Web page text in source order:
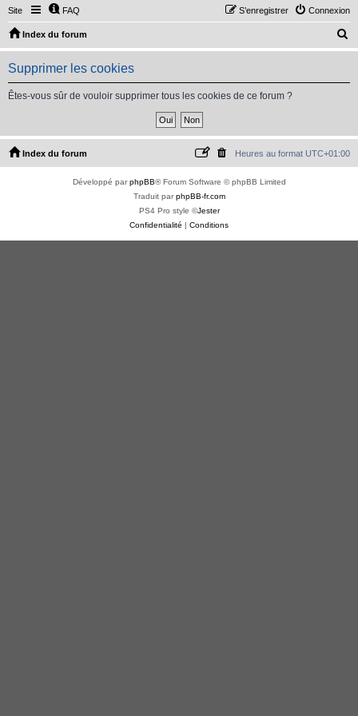
Site FAQ Connexion
S’enregistrer
Index du forum
e
h
Supprimer les cookies
Êtes-vous sûr de vouloir supprimer tous les cookies de ce forum ?
Index du forum Heures au format UTC+01:00
Développé parphpBB® Forum Software © phpBB Limited
Traduit parphpBB-fr.com
PS4 Pro style ©Jester
Confidentialité | Conditions